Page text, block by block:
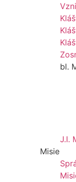
bl.
J.I.
Misie